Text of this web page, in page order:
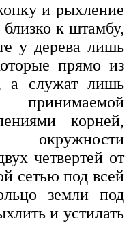
и рыхление
к штамбу,
у дерева лишь
прямо из
а служат лишь
принимаемой
корней,
четвертей от
сетью под всей
земли под
и устилать